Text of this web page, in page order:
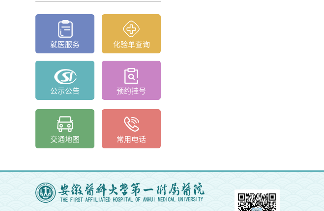
就医服务 化验单查询
公示公告 预约挂号
交通地图 常用电话